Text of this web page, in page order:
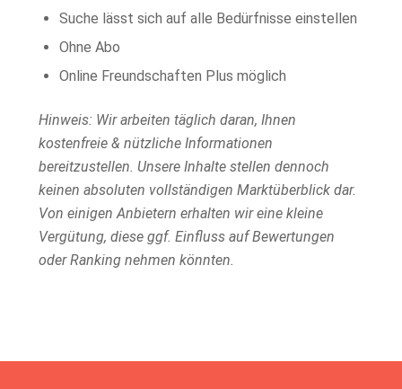
Suche lässt sich auf alle Bedürfnisse einstellen
Ohne Abo
Online Freundschaften Plus möglich
Hinweis: Wir arbeiten täglich daran, Ihnen
kostenfreie & nützliche Informationen
bereitzustellen. Unsere Inhalte stellen dennoch
keinen absoluten vollständigen Marktüberblick dar.
Von einigen Anbietern erhalten wir eine kleine
Vergütung, diese ggf. Einfluss auf Bewertungen
oder Ranking nehmen könnten.